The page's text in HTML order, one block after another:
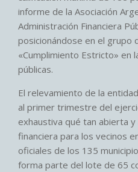
informe de la Asociación
Administración Financiera
posicionándose en el grupo
«Cumplimiento Estricto» en
públicas.
El relevamiento de la
al primer trimestre del
exhaustiva qué tan abierta
financiera para los vecinos
oficiales de los 135
forma parte del lote de 65